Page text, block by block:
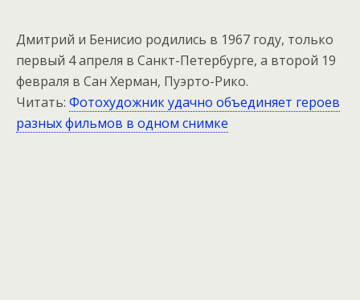
Дмитрий и Бенисио родились в 1967 году, только
первый 4 апреля в Санкт-Петербурге, а второй 19
февраля в Сан Херман, Пуэрто-Рико.
Читать: Фотохудожник удачно объединяет героев
разных фильмов в одном снимке